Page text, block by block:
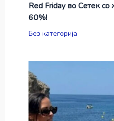
Red Friday во Сетек
60%!
Без категорија